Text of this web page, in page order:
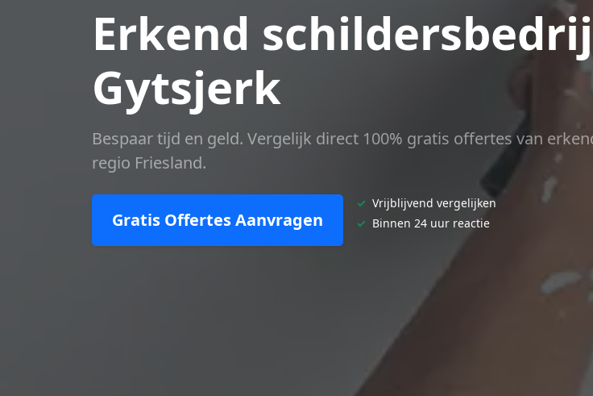
Erkend
Gytsjerk
Bespaar tijd en geld. Vergelijk direct 100% gratis offertes van
regio Friesland.
Gratis Offertes Aanvragen
✓ Vrijblijvend vergelijken
✓ Binnen 24 uur reactie